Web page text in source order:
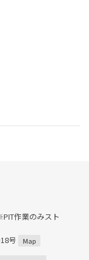
作業のみスト
号
Map